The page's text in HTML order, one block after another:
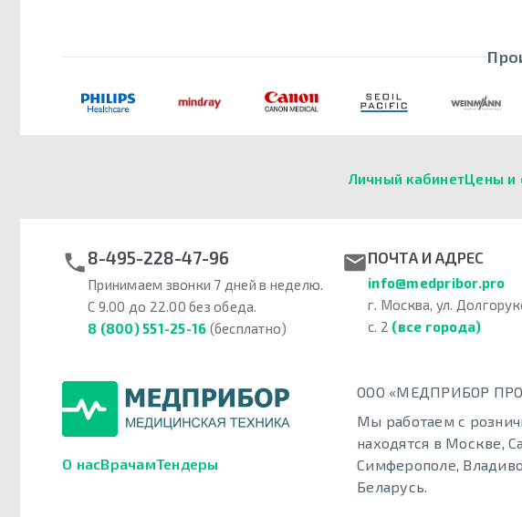
Личный кабинетЦены и
8-495-228-47-96
Принимаем звонки 7 дней в неделю.
С 9.00 до 22.00 без обеда.
8 (800) 551-25-16 (бесплатно)
ПОЧТА И АДРЕС
info@medpribor.pro
г. Москва, ул.
с. 2 (все города)
О насВрачамТендеры
ООО «МЕДПРИБОР ПРО»
Мы работаем с
находятся в Москве,
Симферополе,
Беларусь.